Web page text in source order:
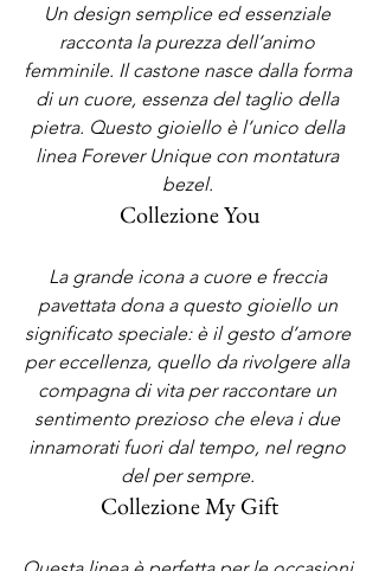
Un design semplice ed essenziale
racconta la purezza dell’animo
femminile. Il castone nasce dalla forma
di un cuore, essenza del taglio della
pietra. Questo gioiello è l’unico della
linea Forever Unique con montatura
bezel.
Collezione You
La grande icona a cuore e freccia
pavettata dona a questo gioiello un
significato speciale: è il gesto d’amore
per eccellenza, quello da rivolgere alla
compagna di vita per raccontare un
sentimento prezioso che eleva i due
innamorati fuori dal tempo, nel regno
del per sempre.
Collezione My Gift